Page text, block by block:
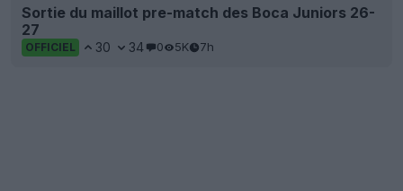
Sortie du maillot pre-match des Boca Juniors 26-
27
OFFICIEL 30 34 0 5K 7h